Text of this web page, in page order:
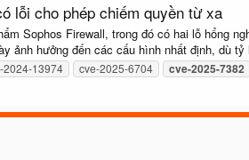
lỗi cho phép chiếm quyền từ xa
Sophos Firewall, trong đó có hai lỗ hổng
ảnh hưởng đến các cấu hình nhất định, dù
2024-13974 cve-2025-6704 cve-2025-7382